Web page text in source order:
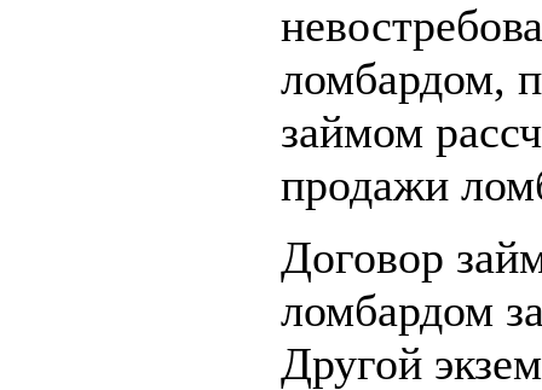
ломбардом,
займом
продажи
Договор
ломбардом
Другой